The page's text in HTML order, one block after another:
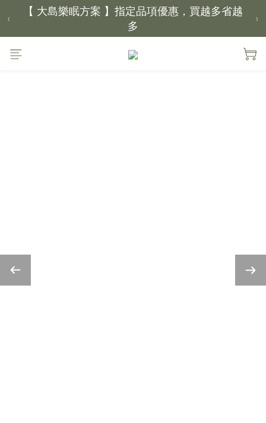
【 大島樂眠方案 】指定品項優惠，買越多省越
多
【新家入厝禮】新家起點，送上祝福
‹ ›